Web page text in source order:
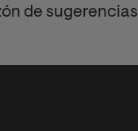
de sugerencias